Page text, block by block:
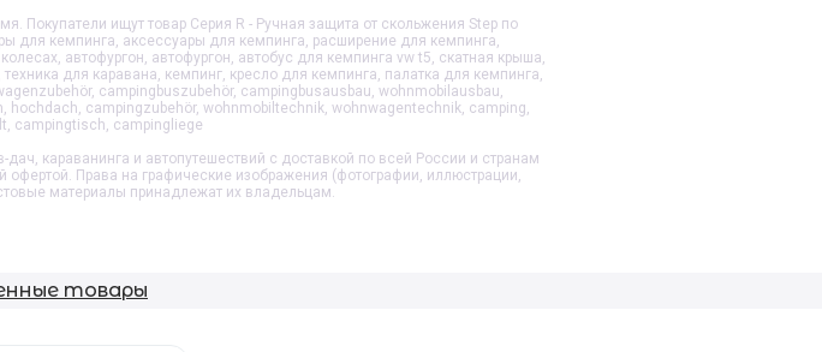
Покупатели ищут товар Серия R - Ручная защита от скольжения Stepпо
кемпинга, аксессуары для кемпинга, расширение для кемпинга,
автофургон, автофургон, автобус для кемпинга vw t5, скатная крыша,
для каравана, кемпинг, кресло для кемпинга, палатка для кемпинга,
campingbuszubehör, campingbusausbau, wohnmobilausbau,
campingzubehör, wohnmobiltechnik, wohnwagentechnik, camping,
campingtisch, campingliege
караванинга и автопутешествий с доставкой по всей России и странам
Права на графические изображения (фотографии, иллюстрации,
материалы принадлежат их владельцам.
товары